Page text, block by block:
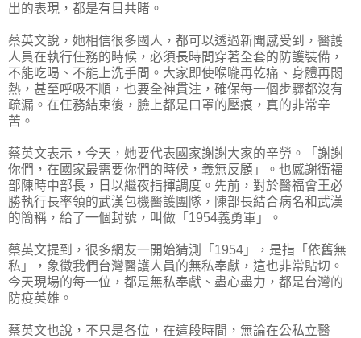
出的表現，都是有目共睹。
蔡英文說，她相信很多國人，都可以透過新聞感受到，醫護
人員在執行任務的時候，必須長時間穿著全套的防護裝備，
不能吃喝、不能上洗手間。大家即使喉嚨再乾痛、身體再悶
熱，甚至呼吸不順，也要全神貫注，確保每一個步驟都沒有
疏漏。在任務結束後，臉上都是口罩的壓痕，真的非常辛
苦。
蔡英文表示，今天，她要代表國家謝謝大家的辛勞。「謝謝
你們，在國家最需要你們的時候，義無反顧」。也感謝衛福
部陳時中部長，日以繼夜指揮調度。先前，對於醫福會王必
勝執行長率領的武漢包機醫護團隊，陳部長結合病名和武漢
的簡稱，給了一個封號，叫做「1954義勇軍」。
蔡英文提到，很多網友一開始猜測「1954」，是指「依舊無
私」，象徵我們台灣醫護人員的無私奉獻，這也非常貼切。
今天現場的每一位，都是無私奉獻、盡心盡力，都是台灣的
防疫英雄。
蔡英文也說，不只是各位，在這段時間，無論在公私立醫